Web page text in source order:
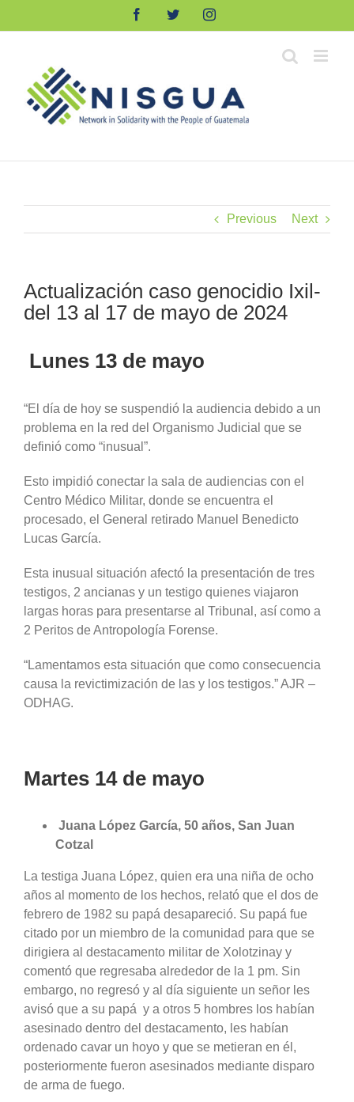
FacebookTwitterInstagram
Previous Next
Actualización caso genocidio Ixil-
del 13 al 17 de mayo de 2024
Lunes 13 de mayo
“El día de hoy se suspendió la audiencia debido a un
problema en la red del Organismo Judicial que se
definió como “inusual”.
Esto impidió conectar la sala de audiencias con el
Centro Médico Militar, donde se encuentra el
procesado, el General retirado Manuel Benedicto
Lucas García.
Esta inusual situación afectó la presentación de tres
testigos, 2 ancianas y un testigo quienes viajaron
largas horas para presentarse al Tribunal, así como a
2 Peritos de Antropología Forense.
“Lamentamos esta situación que como consecuencia
causa la revictimización de las y los testigos.” AJR –
ODHAG.
Martes 14 de mayo
Juana López García, 50 años, San Juan
Cotzal
La testiga Juana López, quien era una niña de ocho
años al momento de los hechos, relató que el dos de
febrero de 1982 su papá desapareció. Su papá fue
citado por un miembro de la comunidad para que se
dirigiera al destacamento militar de Xolotzinay y
comentó que regresaba alrededor de la 1 pm. Sin
embargo, no regresó y al día siguiente un señor les
avisó que a su papá y a otros 5 hombres los habían
asesinado dentro del destacamento, les habían
ordenado cavar un hoyo y que se metieran en él,
posteriormente fueron asesinados mediante disparo
de arma de fuego.